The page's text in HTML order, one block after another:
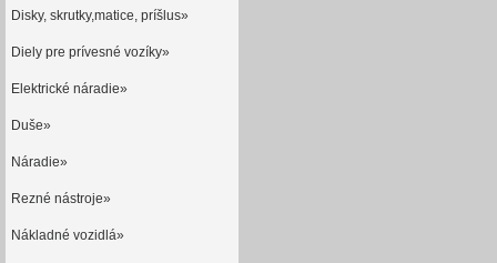
Disky, skrutky,matice, príšlus»
Diely pre prívesné vozíky»
Elektrické náradie»
Duše»
Náradie»
Rezné nástroje»
Nákladné vozidlá»